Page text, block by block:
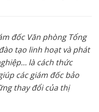
đốc Văn phòng Tổng
tạo linh hoạt và phát
là cách thức
các giám đốc bảo
thay đổi của thị